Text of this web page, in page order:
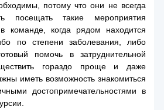
потому что они не всегда
посещать такие мероприятия
команде, когда рядом находится
по степени заболевания, либо
помочь в затруднительной
гораздо проще и даже
иметь возможность знакомиться
достопримечательностями в